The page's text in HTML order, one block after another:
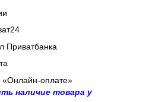
Приватбанка
оплате»
наличие товара у